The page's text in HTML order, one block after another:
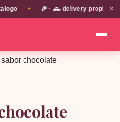
🎉 · 🛻 delivery propio en✕
sabor chocolate